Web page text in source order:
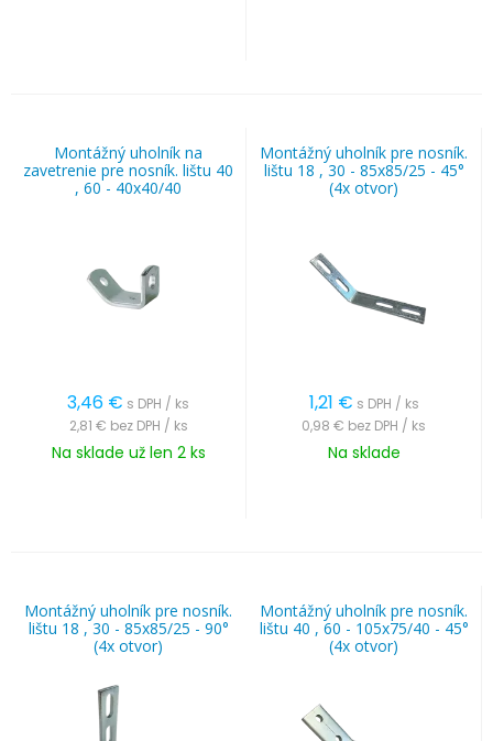
Montážný uholník na
zavetrenie pre nosník. lištu 40
, 60 - 40x40/40
3,46 € s DPH / ks
2,81 € bez DPH / ks
Na sklade už len 2 ks
Montážný uholník pre nosník.
lištu 18 , 30 - 85x85/25 - 45°
(4x otvor)
1,21 € s DPH / ks
0,98 € bez DPH / ks
Na sklade
Montážný uholník pre nosník.
lištu 18 , 30 - 85x85/25 - 90°
(4x otvor)
Montážný uholník pre nosník.
lištu 40 , 60 - 105x75/40 - 45°
(4x otvor)